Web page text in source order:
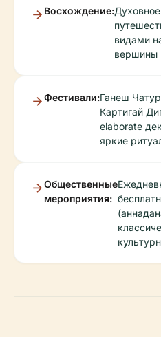
Восхождение:
видами
вершины
Фестивали:Ганеш
Картигай
elaborate
яркие
Общественные
мероприятия: